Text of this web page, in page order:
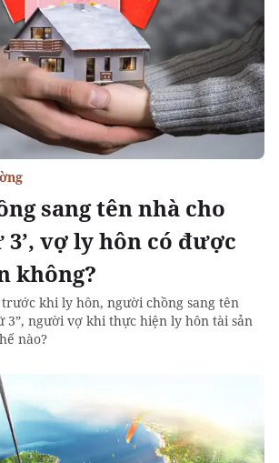
sang tên nhà cho
vợ ly hôn có được
không?
khi ly hôn, người chồng sang tên
3”, người vợ khi thực hiện ly hôn tài sản
nào?